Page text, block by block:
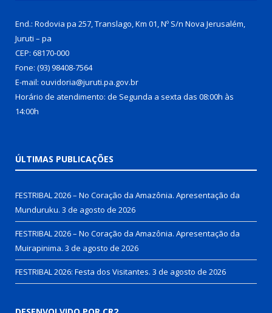
End.: Rodovia pa 257, Translago, Km 01, Nº S/n Nova Jerusalém,
Juruti – pa
CEP: 68170-000
Fone: (93) 98408-7564
E-mail: ouvidoria@juruti.pa.gov.br
Horário de atendimento: de Segunda a sexta das 08:00h às
14:00h
ÚLTIMAS PUBLICAÇÕES
FESTRIBAL 2026 – No Coração da Amazônia. Apresentação da
Munduruku. 3 de agosto de 2026
FESTRIBAL 2026 – No Coração da Amazônia. Apresentação da
Muirapinima. 3 de agosto de 2026
FESTRIBAL 2026: Festa dos Visitantes. 3 de agosto de 2026